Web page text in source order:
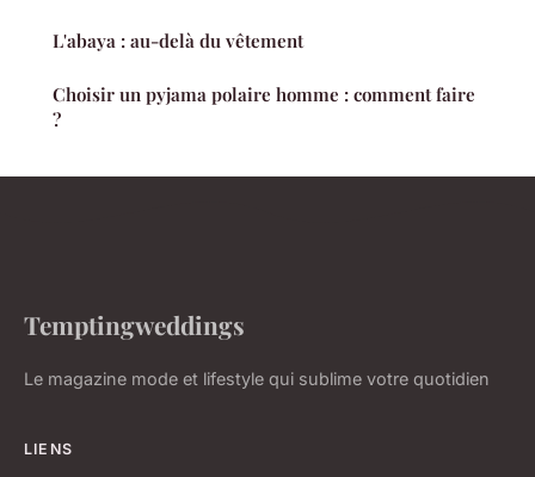
L'abaya : au-delà du vêtement
Choisir un pyjama polaire homme : comment faire
?
Temptingweddings
Le magazine mode et lifestyle qui sublime votre quotidien
LIENS